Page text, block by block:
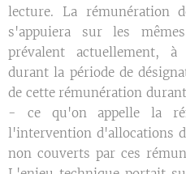
lecture. La rémunération
s'appuiera sur les
prévalent actuellement,
durant la période de
de cette rémunération
- ce qu'on appelle la
l'intervention d'allocations
non couverts par ces